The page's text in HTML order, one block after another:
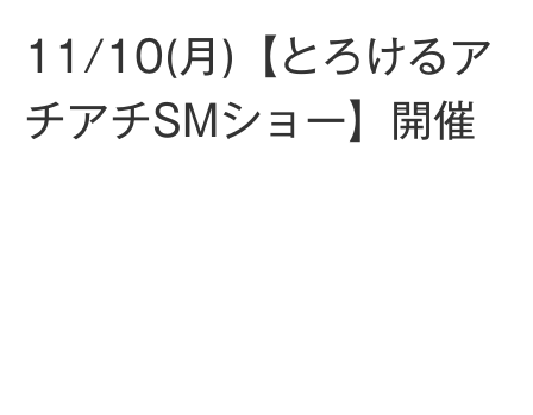
11/10(月)【とろけるア
チアチSMショー】開催